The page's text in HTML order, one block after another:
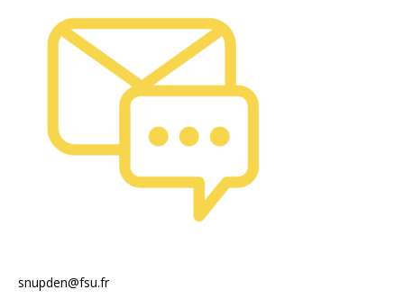
snupden@fsu.fr